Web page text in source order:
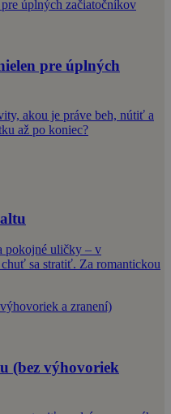
pre úplných
akou je práve beh, nútiť a
až po koniec?
pokojné uličky – v
sa stratiť. Za romantickou
(bez výhovoriek